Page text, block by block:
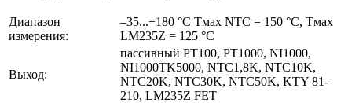
Диапазон
измерения:
–35...+180 °C Tмax NTC = 150 °C, Tмax
LМ235Z = 125 °C
Выход:
пассивный PT100, PT1000, NI1000,
NI1000TK5000, NTC1,8K, NTC10K,
NTC20K, NTC30K, NTC50K, KTY 81-
210, LM235Z FET